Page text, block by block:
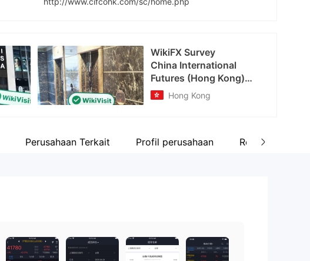
QQ
614197203
WikiFX Survey
China International
Futures (Hong Kong)
Company Limited
Hong Kong
Perusahaan Terkait Profil perusahaan Review